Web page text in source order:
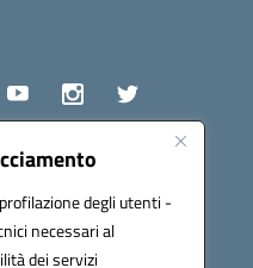
degli utenti -
necessari al
dei servizi